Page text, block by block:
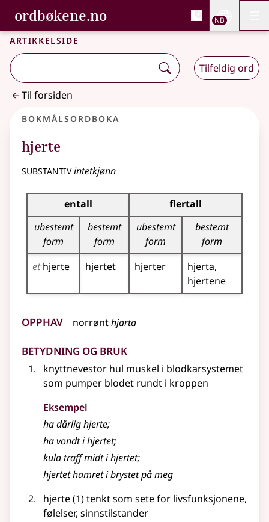
Gå til hovedinnhold
Tilgjengelighet
ordbøkene.no, Bokmålsordboka og
Bokmålsordboka og Nynorskordboka
NB
Artikkelside
Tilfeldig ord
Til forsiden
Bokmålsordboka
hjerte
substantivintetkjønn
Bøyingstabell for dette substantivet
entall
flertall
ubestemt
form
bestemt
form
ubestemt
form
bestemt
form
ethjerte hjertet hjerter
hjerta
hjertene
Opphav norrønthjarta
Betydning og bruk
knyttnevestor hul muskel i blodkarsystemet
som pumper blodet rundt i kroppen
Eksempel
ha dårlighjerte;
ha vondt ihjertet;
kula traff midt ihjertet;
hjertethamret i brystet på meg
hjerte(1)tenkt som sete for livsfunksjonene,
følelser, sinnstilstander